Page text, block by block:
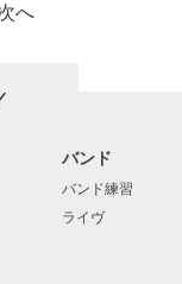
へ
バンド
バンド練習
ライヴ